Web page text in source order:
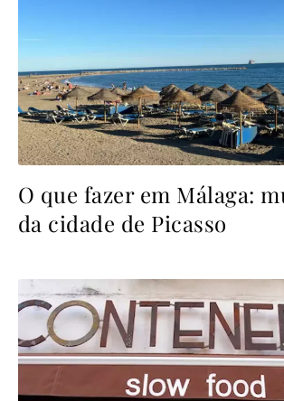
O que fazer em Málaga:
da cidade de Picasso